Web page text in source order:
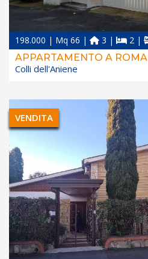
198.000 | Mq 66 | 3 | 2 |
APPARTAMENTO A ROMA
Colli dell'Aniene
VENDITA